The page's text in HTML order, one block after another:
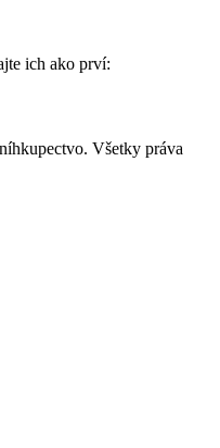
ich ako prví:
Všetky práva